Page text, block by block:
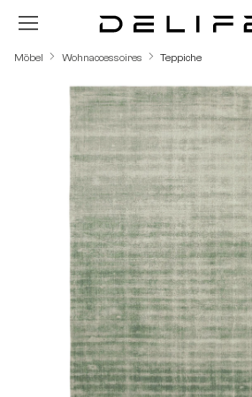
Zum Hauptinhalt springen
Möbel Wohnaccessoires Teppiche
Bildergalerie überspringen